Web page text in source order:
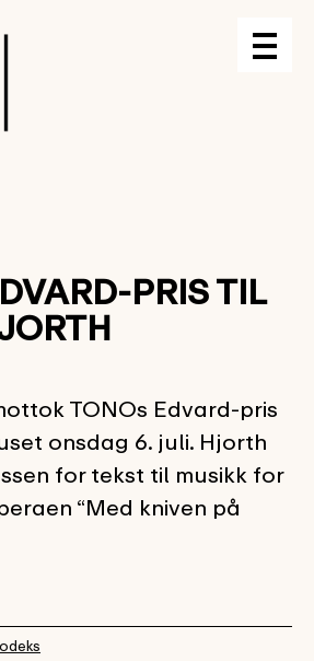
PRIS TIL
TONOs Edvard-pris
onsdag 6. juli. Hjorth
for tekst til musikk for
“Med kniven på